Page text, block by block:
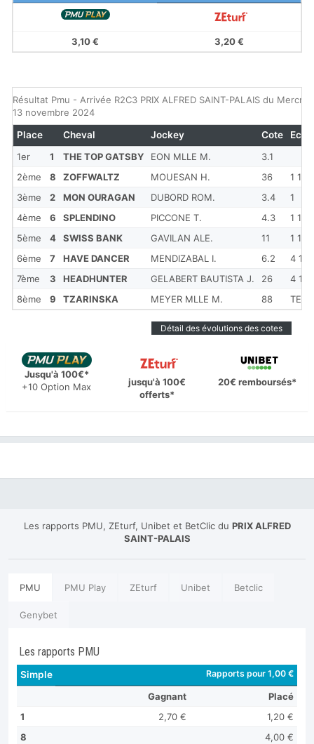
3,10 € 3,20 €
Résultat Pmu - Arrivée R2C3 PRIX ALFRED SAINT-PALAIS du
13 novembre 2024
1er 1 THE TOP GATSBY EON MLLE M.
3.1
2ème
8 ZOFFWALTZ MOUESAN H. 36
1 1/2
3ème
2 MON OURAGAN DUBORD ROM. 3.4
1
4ème
6 SPLENDINO PICCONE T. 4.3
1 1/2
5ème
4 SWISS BANK GAVILAN ALE. 11
1 1/4
6ème
7 HAVE DANCER MENDIZABAL I. 6.2
4 1/2
7ème
3 HEADHUNTER GELABERT BAUTISTA J. 26
4 1/2
8ème
9 TZARINSKA MEYER MLLE M. 88 TETE
Place Cheval Jockey Cote Ecart
Détail des évolutions des cotes
Jusqu'à 100€*
+10 Option Max
jusqu'à 100€
offerts*
20€ remboursés*
Les rapports PMU, ZEturf, Unibet et BetClic du PRIX ALFRED
SAINT-PALAIS
PMU PMU Play ZEturf Unibet Betclic
Genybet
Les rapports PMU
Simple Rapports pour 1,00 €
Gagnant
Placé
1
2,70 €
1,20 €
8
4,00 €